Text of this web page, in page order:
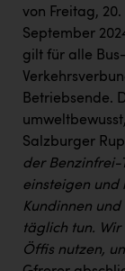
von Freitag,
September
gilt für alle
Betriebsende.
Salzburger
der Benzinfrei-
einsteigen und
Kundinnen
täglich tun.
Öffis nutzen,